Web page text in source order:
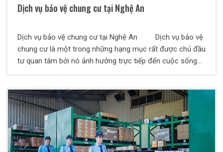
Dịch vụ bảo vệ chung cư tại Nghệ An
Dịch vụ bảo vệ chung cư tại Nghệ An Dịch vụ bảo vệ
chung cư là một trong những hạng mục rất được chủ đầu
tư quan tâm bởi nó ảnh hưởng trực tiếp đến cuộc sống
chủ đầu tư cần quan tâm những vấn đề gì? Bảo Vệ Thiên
Long Hoàng mời quý vị tham khảo thông tin chi tiết về
dịch vụ bảo vệ chung cư của chúng tôi.